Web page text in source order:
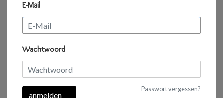
E-Mail
Wachtwoord
Passwort vergessen?
anmelden